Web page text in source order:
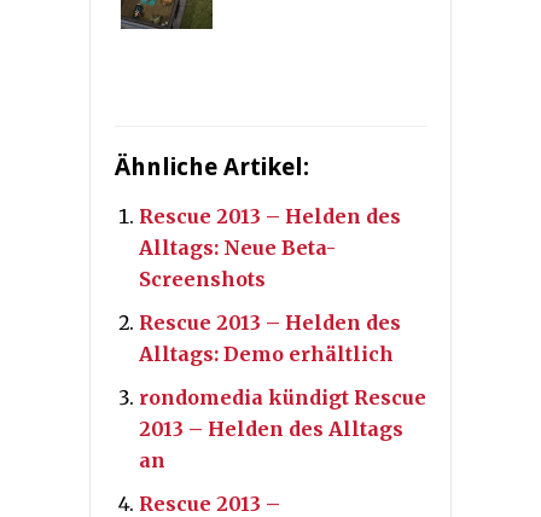
Ähnliche Artikel:
Rescue 2013 – Helden des
Alltags: Neue Beta-
Screenshots
Rescue 2013 – Helden des
Alltags: Demo erhältlich
rondomedia kündigt Rescue
2013 – Helden des Alltags
an
Rescue 2013 –